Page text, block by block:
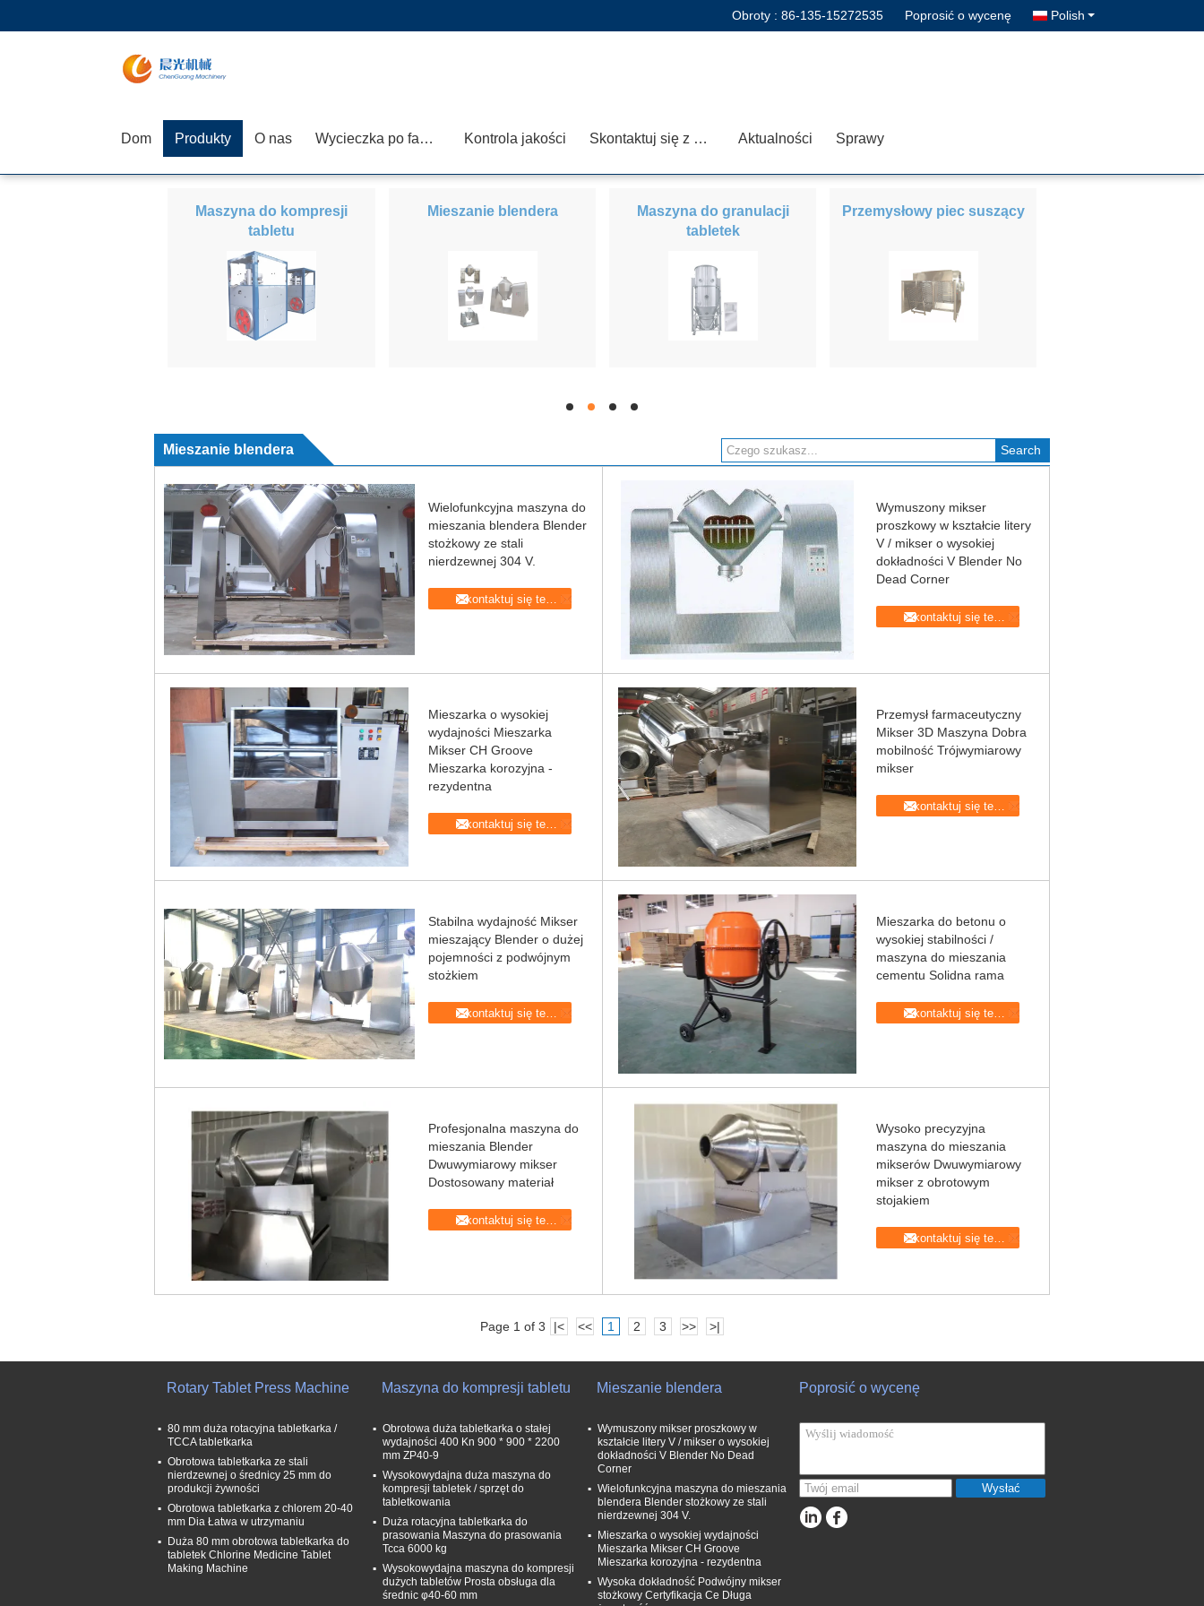
Obroty : 86-135-15272535 Poprosić o wycenę Polish
Dom Produkty O nas Wycieczka po fabryce Kontrola jakości Skontaktuj się z nami Aktualności Sprawy
Maszyna do kompresji
tabletu
Mieszanie blendera
Maszyna do granulacji
tabletek
Przemysłowy piec suszący
hd hd hd hd
Mieszanie blendera
Wielofunkcyjna maszyna do
mieszania blendera Blender
stożkowy ze stali
nierdzewnej 304 V.
Skontaktuj się teraz
Wymuszony mikser
proszkowy w kształcie litery
V / mikser o wysokiej
dokładności V Blender No
Dead Corner
Skontaktuj się teraz
Mieszarka o wysokiej
wydajności Mieszarka
Mikser CH Groove
Mieszarka korozyjna -
rezydentna
Skontaktuj się teraz
Przemysł farmaceutyczny
Mikser 3D Maszyna Dobra
mobilność Trójwymiarowy
mikser
Skontaktuj się teraz
Stabilna wydajność Mikser
mieszający Blender o dużej
pojemności z podwójnym
stożkiem
Skontaktuj się teraz
Mieszarka do betonu o
wysokiej stabilności /
maszyna do mieszania
cementu Solidna rama
Skontaktuj się teraz
Profesjonalna maszyna do
mieszania Blender
Dwuwymiarowy mikser
Dostosowany materiał
Skontaktuj się teraz
Wysoko precyzyjna
maszyna do mieszania
mikserów Dwuwymiarowy
mikser z obrotowym
stojakiem
Skontaktuj się teraz
Page 1 of 3 |< << 1 2 3 >> >|
Rotary Tablet Press Machine
80 mm duża rotacyjna tabletkarka /
TCCA tabletkarka
Obrotowa tabletkarka ze stali
nierdzewnej o średnicy 25 mm do
produkcji żywności
Obrotowa tabletkarka z chlorem 20-40
mm Dia Łatwa w utrzymaniu
Duża 80 mm obrotowa tabletkarka do
tabletek Chlorine Medicine Tablet
Making Machine
Maszyna do kompresji tabletu
Obrotowa duża tabletkarka o stałej
wydajności 400 Kn 900 * 900 * 2200
mm ZP40-9
Wysokowydajna duża maszyna do
kompresji tabletek / sprzęt do
tabletkowania
Duża rotacyjna tabletkarka do
prasowania Maszyna do prasowania
Tcca 6000 kg
Wysokowydajna maszyna do kompresji
dużych tabletów Prosta obsługa dla
średnic φ40-60 mm
Mieszanie blendera
Wymuszony mikser proszkowy w
kształcie litery V / mikser o wysokiej
dokładności V Blender No Dead
Corner
Wielofunkcyjna maszyna do mieszania
blendera Blender stożkowy ze stali
nierdzewnej 304 V.
Mieszarka o wysokiej wydajności
Mieszarka Mikser CH Groove
Mieszarka korozyjna - rezydentna
Wysoka dokładność Podwójny mikser
stożkowy Certyfikacja Ce Długa
Poprosić o wycenę
Wysłać